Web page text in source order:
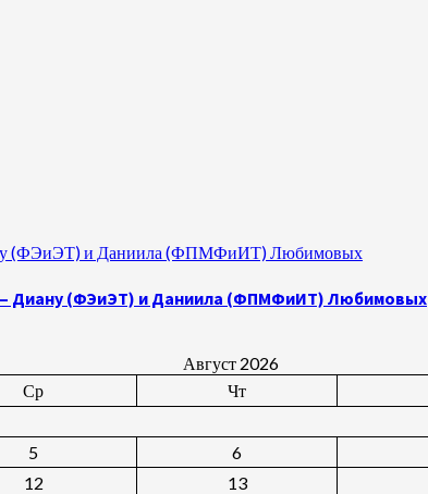
(ФЭиЭТ) и Даниила (ФПМФиИТ) Любимовых
— Диану (ФЭиЭТ) и Даниила (ФПМФиИТ) Любимовых
Август 2026
Ср Чт
5 6
12 13